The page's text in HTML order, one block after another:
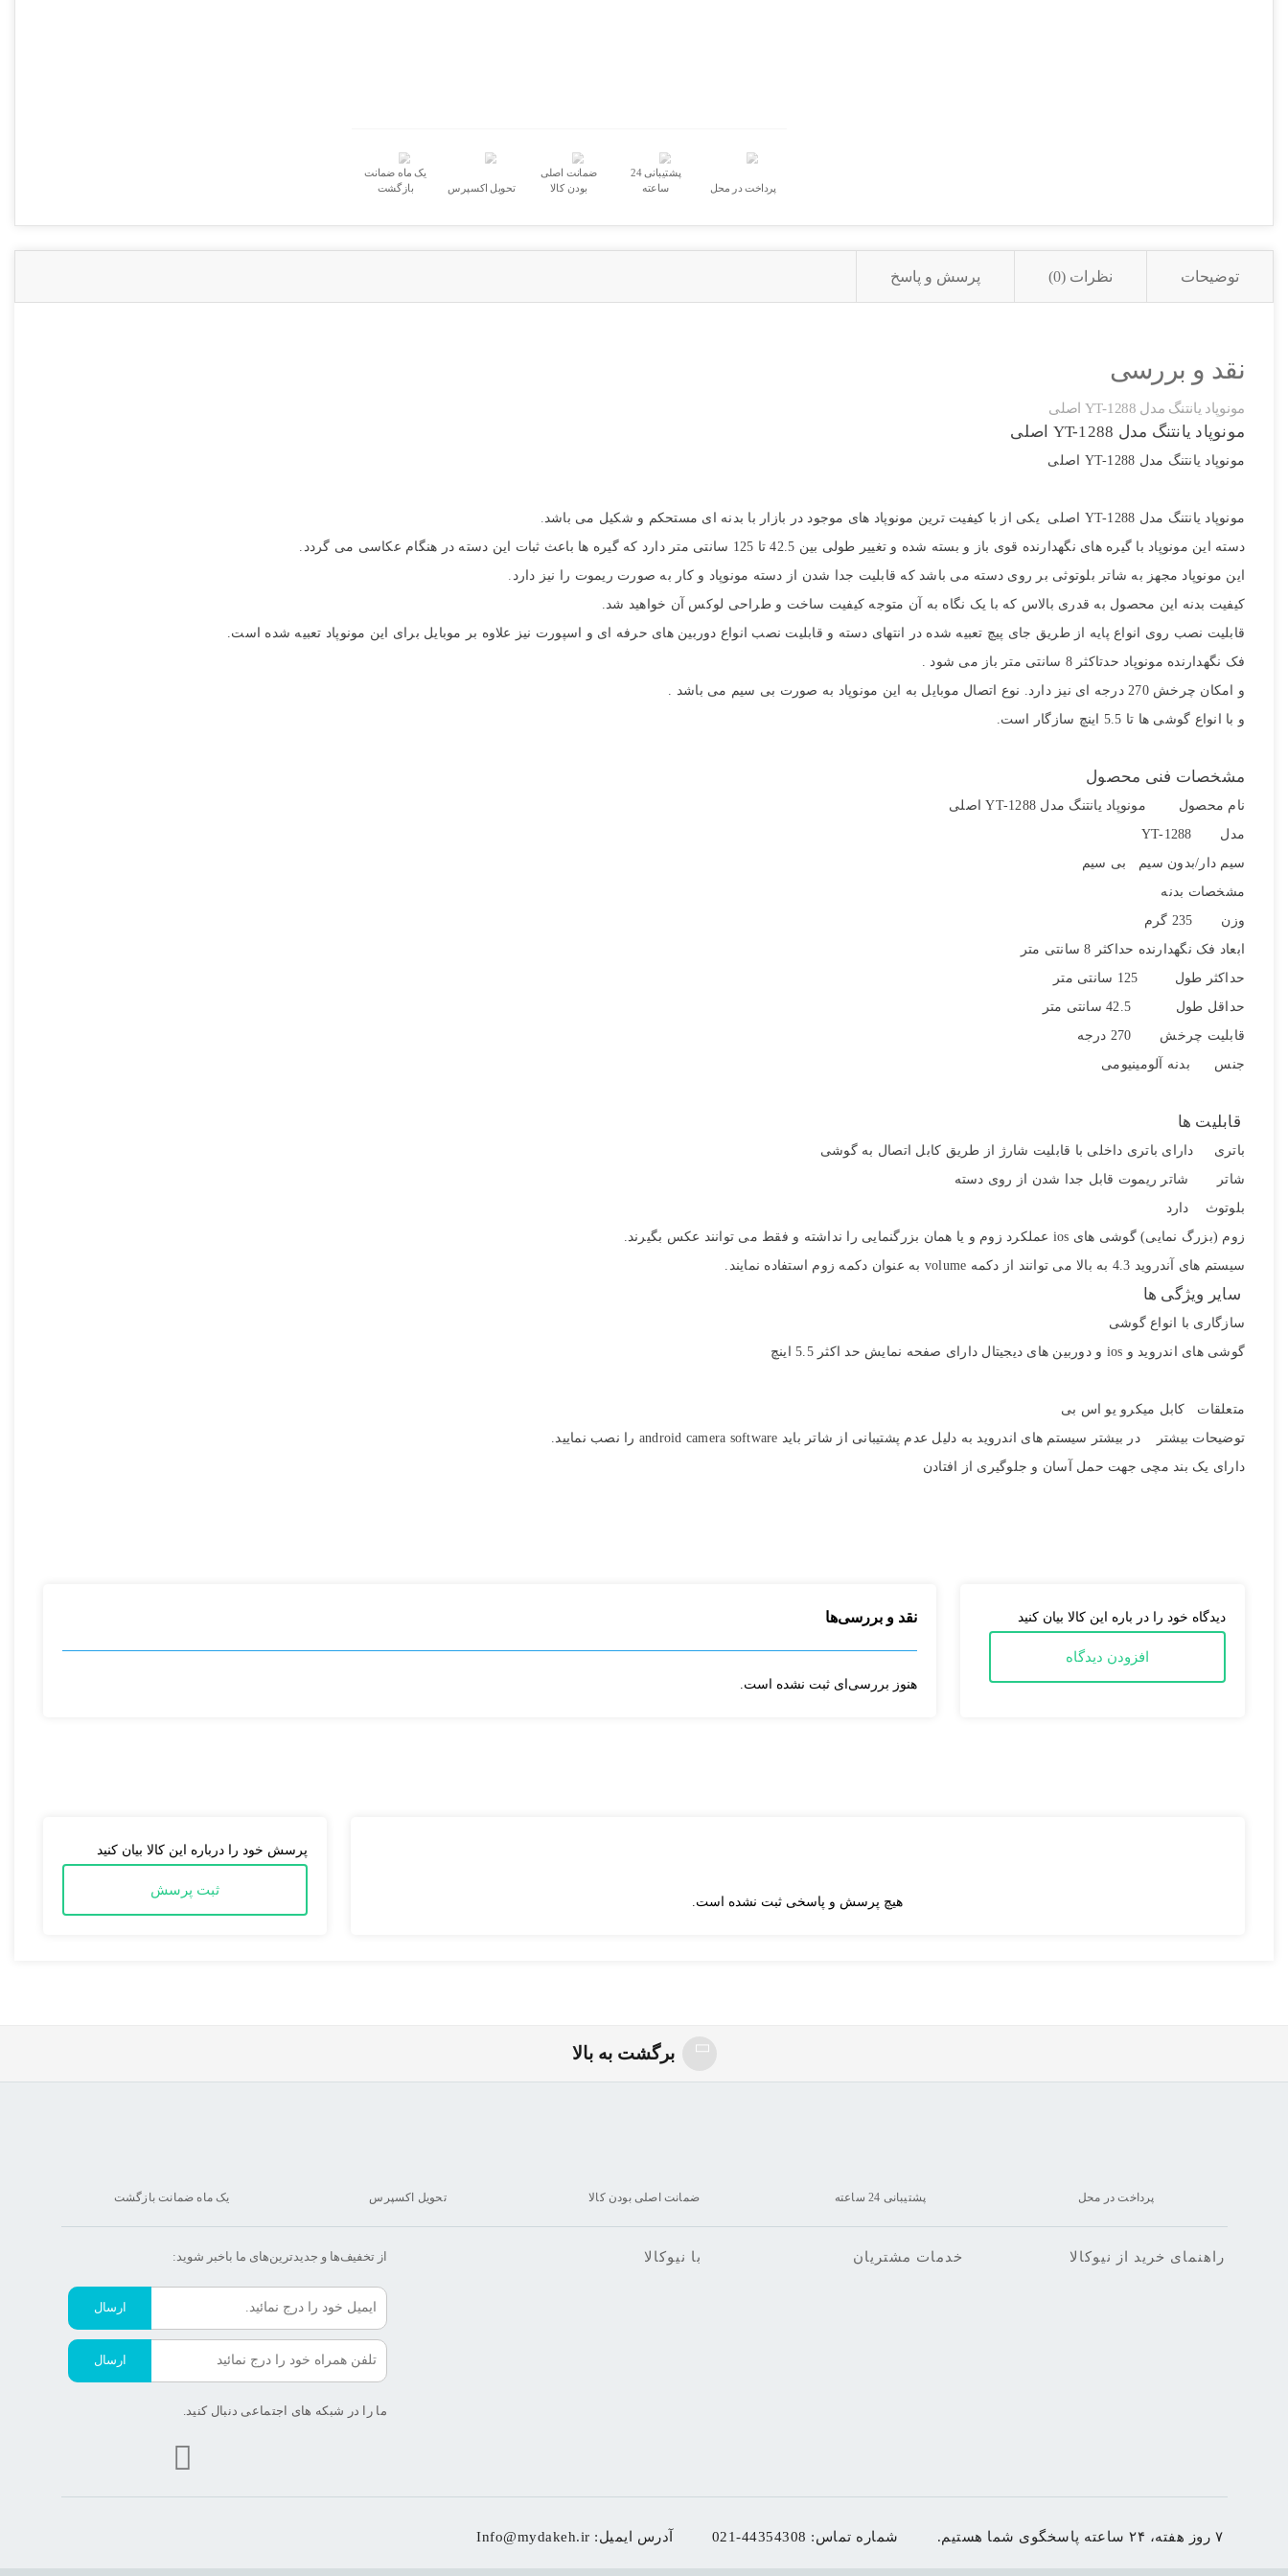
پرداخت در محل
پشتیبانی 24
ساعته
ضمانت اصلی
بودن کالا تحویل اکسپرس
یک ماه ضمانت
بازگشت
توضیحات نظرات (0) پرسش و پاسخ
نقد و بررسی
مونوپاد یانتنگ مدل YT-1288 اصلی
مونوپاد یانتنگ مدل YT-1288 اصلی
مونوپاد یانتنگ مدل YT-1288 اصلی
مونوپاد یانتنگ مدل YT-1288 اصلی یکی از با کیفیت ترین مونوپاد های موجود در بازار با بدنه ای مستحکم و شکیل می باشد
.
دسته این مونوپاد با گیره های نگهدارنده قوی باز و بسته شده و تغییر طولی بین 42.5 تا 125 سانتی متر دارد که گیره ها باعث ثبات این دسته در هنگام عکاسی می گردد.
این مونوپاد مجهز به شاتر بلوتوثی بر روی دسته می باشد که قابلیت جدا شدن از دسته مونوپاد و کار به صورت ریموت را نیز دارد.
کیفیت بدنه این محصول به قدری بالاس که با یک نگاه به آن متوجه کیفیت ساخت و طراحی لوکس آن خواهید شد.
قابلیت نصب روی انواع پایه از طریق جای پیچ تعبیه شده در انتهای دسته و قابلیت نصب انواع دوربین های حرفه ای و اسپورت نیز علاوه بر موبایل برای این مونوپاد تعبیه شده است.
فک نگهدارنده مونوپاد حدتاکثر 8 سانتی متر باز می شود .
و امکان چرخش 270 درجه ای نیز دارد. نوع اتصال موبایل به این مونوپاد به صورت بی سیم می باشد .
و با انواع گوشی ها تا 5.5 اینچ سازگار است.
مشخصات فنی محصول
نام محصول مونوپاد یانتنگ مدل YT-1288 اصلی
مدل YT-1288
سیم دار/بدون سیم بی سیم
مشخصات بدنه
وزن 235 گرم
ابعاد فک نگهدارنده حداکثر 8 سانتی متر
حداکثر طول 125 سانتی متر
حداقل طول 42.5 سانتی متر
قابلیت چرخش 270 درجه
جنس بدنه آلومینیومی
قابلیت ها
باتری دارای باتری داخلی با قابلیت شارژ از طریق کابل اتصال به گوشی
شاتر شاتر ریموت قابل جدا شدن از روی دسته
بلوتوث دارد
زوم (بزرگ نمایی) گوشی های ios عملکرد زوم و یا همان بزرگنمایی را نداشته و فقط می توانند عکس بگیرند.
سیستم های آندروید 4.3 به بالا می توانند از دکمه volume به عنوان دکمه زوم استفاده نمایند.
سایر ویژگی ها
سازگاری با انواع گوشی
گوشی های اندروید و ios و دوربین های دیجیتال دارای صفحه نمایش حد اکثر 5.5 اینچ
متعلقات کابل میکرو یو اس بی
توضیحات بیشتر در بیشتر سیستم های اندروید به دلیل عدم پشتیبانی از شاتر باید android camera software را نصب نمایید.
دارای یک بند مچی جهت حمل آسان و جلوگیری از افتادن
دیدگاه خود را در باره این کالا بیان کنید
افزودن دیدگاه
نقد و بررسی‌ها
هنوز بررسی‌ای ثبت نشده است.
هیچ پرسش و پاسخی ثبت نشده است.
پرسش خود را درباره این کالا بیان کنید
ثبت پرسش
برگشت به بالا
پرداخت در محل پشتیبانی 24 ساعته ضمانت اصلی بودن کالا تحویل اکسپرس یک ماه ضمانت بازگشت
راهنمای خرید از نیوکالا خدمات مشتریان با نیوکالا از تخفیف‌ها و جدیدترین‌های ما‌ باخبر شوید:
ارسال
ارسال
ما را در شبکه های اجتماعی دنبال کنید.
۷ روز هفته، ۲۴ ساعته پاسخگوی شما هستیم. شماره تماس: 021-44354308 آدرس ایمیل: Info@mydakeh.ir
ارسال به ایمیل
تصاویر رسمی